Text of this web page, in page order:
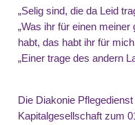
„Selig sind, die da Leid
„Was ihr für einen
habt, das habt ihr für
„Einer trage des andern
Die Diakonie
Kapitalgesellschaft zum